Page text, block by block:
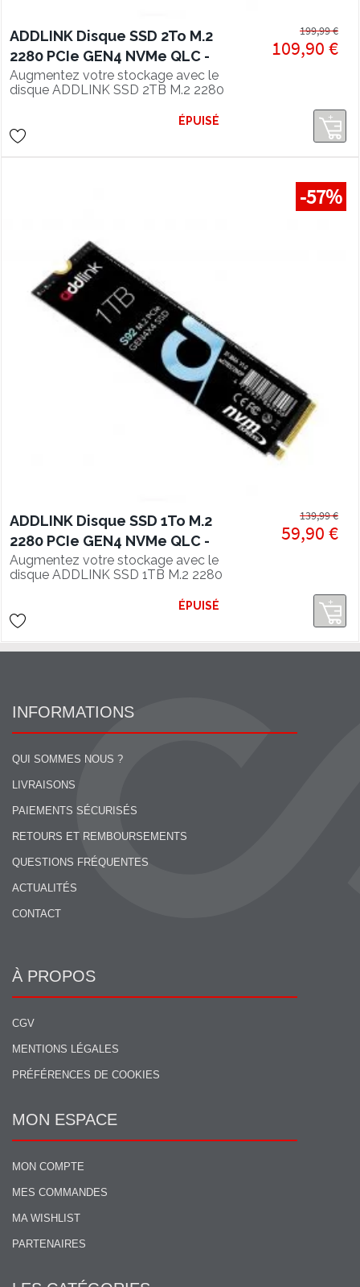
ADDLINK Disque SSD 2To M.2
2280 PCIe GEN4 NVMe QLC -
lecture 4850 Mo/s
Augmentez votre stockage avec le
disque ADDLINK SSD 2TB M.2 2280
109,90 €
199,99 €
ÉPUISÉ
-57%
ADDLINK Disque SSD 1To M.2
2280 PCIe GEN4 NVMe QLC -
lecture 4700 Mo/s
Augmentez votre stockage avec le
disque ADDLINK SSD 1TB M.2 2280
59,90 €
139,99 €
ÉPUISÉ
INFORMATIONS
QUI SOMMES NOUS ?
LIVRAISONS
PAIEMENTS SÉCURISÉS
RETOURS ET REMBOURSEMENTS
QUESTIONS FRÉQUENTES
ACTUALITÉS
CONTACT
À PROPOS
CGV
MENTIONS LÉGALES
PRÉFÉRENCES DE COOKIES
MON ESPACE
MON COMPTE
MES COMMANDES
MA WISHLIST
PARTENAIRES